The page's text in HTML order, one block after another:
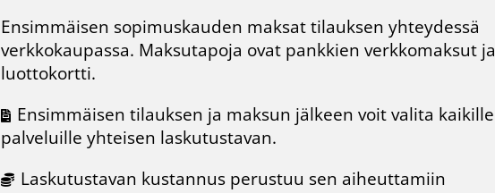
Ensimmäisen sopimuskauden maksat tilauksen yhteydessä
verkkokaupassa. Maksutapoja ovat pankkien verkkomaksut ja
luottokortti.
Ensimmäisen tilauksen ja maksun jälkeen voit valita kaikille
palveluille yhteisen laskutustavan.
Laskutustavan kustannus perustuu sen aiheuttamiin